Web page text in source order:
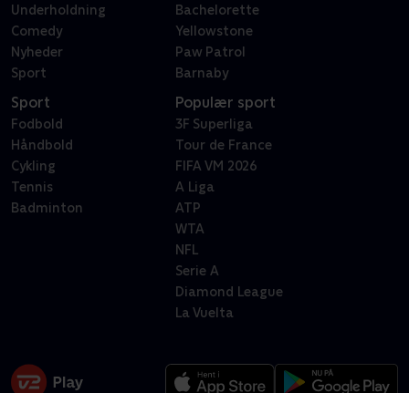
Underholdning
Comedy
Nyheder
Sport
Bachelorette
Yellowstone
Paw Patrol
Barnaby
Sport
Fodbold
Håndbold
Cykling
Tennis
Badminton
Populær sport
3F Superliga
Tour de France
FIFA VM 2026
A Liga
ATP
WTA
NFL
Serie A
Diamond League
La Vuelta